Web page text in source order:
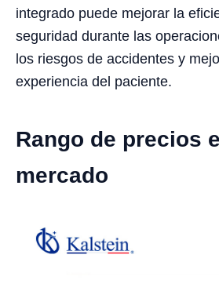
integrado puede mejorar la
seguridad durante las
los riesgos de accidentes y
experiencia del paciente.
Rango de precios
mercado